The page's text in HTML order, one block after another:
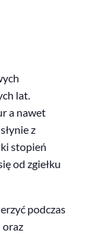
lat.
a nawet
z
stopień
od zgiełku
podczas
oraz